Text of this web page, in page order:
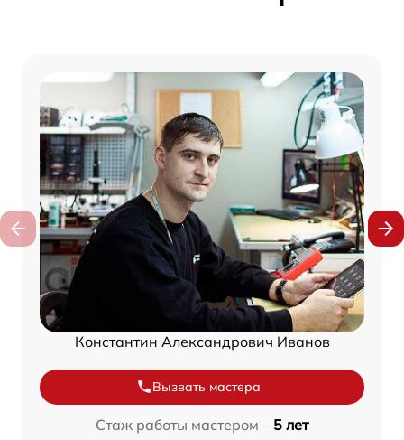
Константин Александрович Иванов
Вызвать мастера
Стаж работы мастером – 5 лет